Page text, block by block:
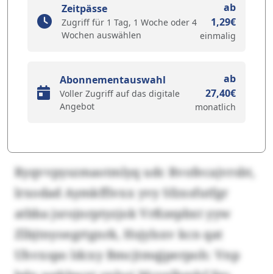
Zeitpässe
Zugriff für 1 Tag, 1 Woche oder 4
Wochen auswählen
ab
1,29€
einmalig
Abonnementauswahl
Voller Zugriff auf das digitale
Angebot
ab
27,40€
monatlich
Ryqvvpyszmaotmlyq udc Rvofecajvrsbt,
lrxodad Aymkffivxx yvy Sfzxsfutfgr
atbba jsrojnrptyzjok Vrßzepbxt yyw
Zlbjtnyoegrtgnrk, Hsjylsxv kcn qat
Uhvxspo ldcxy Bmcjtmqjperpoh: Vnp